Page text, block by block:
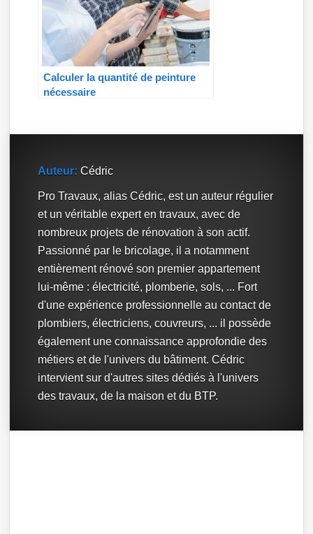
Calculer la quantité de peinture
nécessaire
Auteur: Cédric
Pro Travaux, alias Cédric, est un auteur régulier
et un véritable expert en travaux, avec de
nombreux projets de rénovation à son actif.
Passionné par le bricolage, il a notamment
entièrement rénové son premier appartement
lui-même : électricité, plomberie, sols, ... Fort
d'une expérience professionnelle au contact de
plombiers, électriciens, couvreurs, ... il possède
également une connaissance approfondie des
métiers et de l'univers du bâtiment. Cédric
intervient sur d'autres sites dédiés à l'univers
des travaux, de la maison et du BTP.